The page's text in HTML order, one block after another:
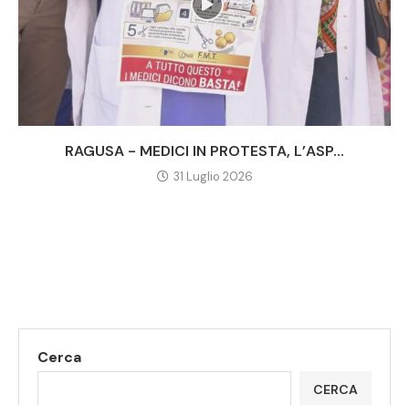
RAGUSA - MEDICI IN PROTESTA, L’ASP...
31 Luglio 2026
Cerca
CERCA